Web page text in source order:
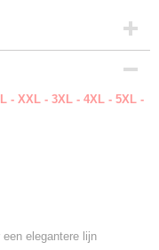
- XXL - 3XL - 4XL - 5XL -
elegantere lijn